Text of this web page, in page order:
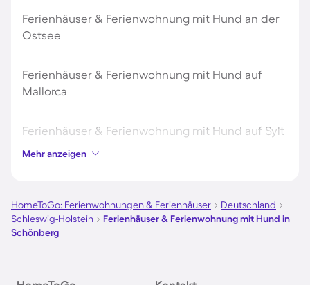
Ferienhäuser & Ferienwohnung mit Hund an der
Ostsee
Ferienhäuser & Ferienwohnung mit Hund auf
Mallorca
Ferienhäuser & Ferienwohnung mit Hund auf Sylt
Ferienhäuser & Ferienwohnung mit Hund auf
Ferienhäuser & Ferienwohnung mit Hund am
Mehr anzeigen
HomeToGo: Ferienwohnungen & Ferienhäuser
Deutschland
Schleswig-Holstein
Ferienhäuser & Ferienwohnung mit Hund in
Schönberg